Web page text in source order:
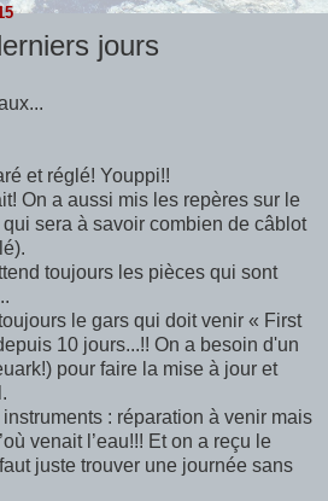
jours
et réglé! Youppi!!
On a aussi mis les repères sur le
sera à savoir combien de câblot
toujours les pièces qui sont
le gars qui doit venir « First
10 jours...!! On a besoin d'un
pour faire la mise à jour et
instruments : réparation à venir mais
venait l’eau!!! Et on a reçu le
juste trouver une journée sans